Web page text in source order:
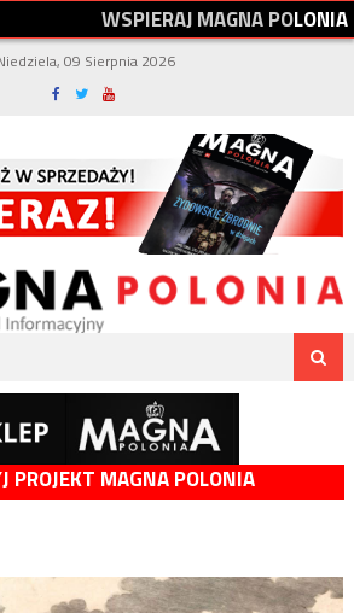
WSPIERAJMAGNAPOLONIA
09 Sierpnia 2026
PROJEKT MAGNA POLONIA